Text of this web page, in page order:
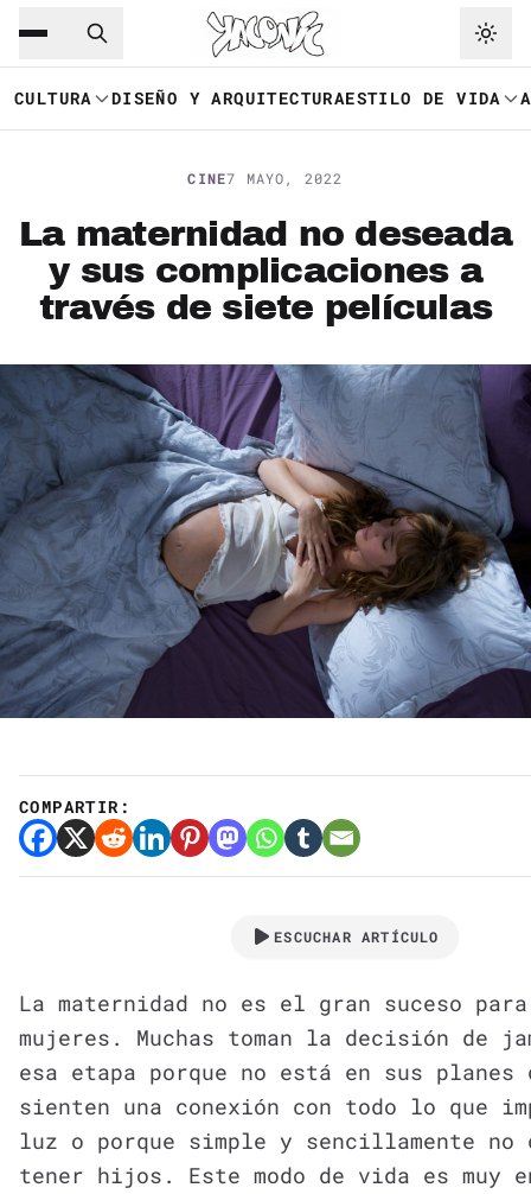
Saltar al contenido principal
CULTURA DISEÑO Y ARQUITECTURAESTILO DE VIDA
CINE7 MAYO, 2022
La maternidad no deseada
y sus complicaciones a
través de siete películas
COMPARTIR:
ESCUCHAR ARTÍCULO
La maternidad no es el gran suceso
mujeres. Muchas toman la decisión de
esa etapa porque no está en sus
sienten una conexión con todo lo que
luz o porque simple y sencillamente no
tener hijos. Este modo de vida es muy